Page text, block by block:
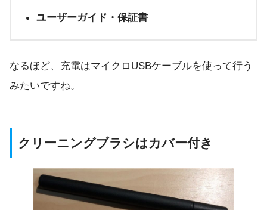
ユーザーガイド・保証書
なるほど、充電はマイクロUSBケーブルを使って行う
みたいですね。
クリーニングブラシはカバー付き